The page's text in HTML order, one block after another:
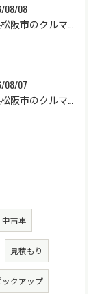
08/08
08/07
中古車
見積もり
ックアップ